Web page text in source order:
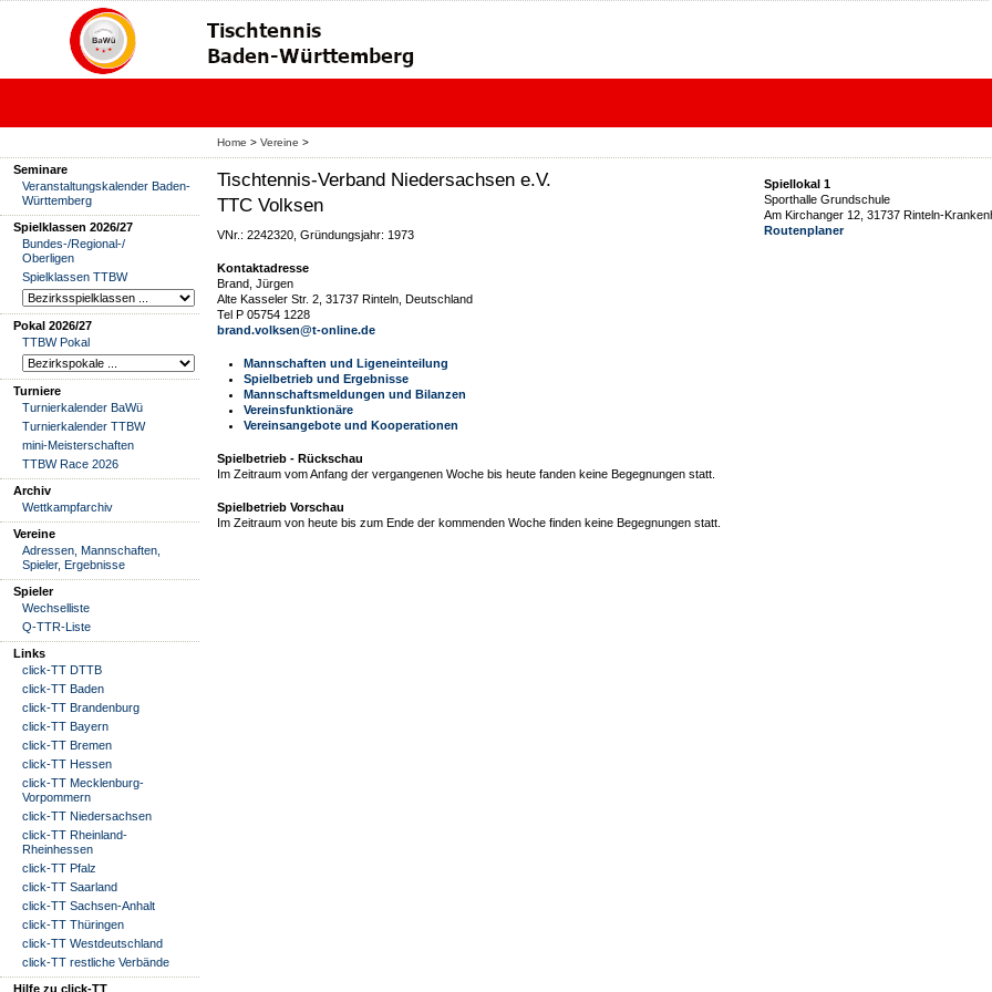
Home > Vereine >
Seminare
Veranstaltungskalender Baden-
Württemberg
Spielklassen 2026/27
Bundes-/Regional-/
Oberligen
Spielklassen TTBW
Pokal 2026/27
TTBW Pokal
Turniere
Turnierkalender BaWü
Turnierkalender TTBW
mini-Meisterschaften
TTBW Race 2026
Archiv
Wettkampfarchiv
Vereine
Adressen, Mannschaften,
Spieler, Ergebnisse
Spieler
Wechselliste
Q-TTR-Liste
Links
click-TT DTTB
click-TT Baden
click-TT Brandenburg
click-TT Bayern
click-TT Bremen
click-TT Hessen
click-TT Mecklenburg-
Vorpommern
click-TT Niedersachsen
click-TT Rheinland-
Rheinhessen
click-TT Pfalz
click-TT Saarland
click-TT Sachsen-Anhalt
click-TT Thüringen
click-TT Westdeutschland
click-TT restliche Verbände
Hilfe zu click-TT
Tischtennis-Verband Niedersachsen e.V.
TTC Volksen
VNr.: 2242320, Gründungsjahr: 1973
Kontaktadresse
Brand, Jürgen
Alte Kasseler Str. 2, 31737 Rinteln, Deutschland
Tel P 05754 1228
brand.volksen@t-online.de
Mannschaften und Ligeneinteilung
Spielbetrieb und Ergebnisse
Mannschaftsmeldungen und Bilanzen
Vereinsfunktionäre
Vereinsangebote und Kooperationen
Spiellokal 1
Sporthalle Grundschule
Am Kirchanger 12, 31737 Rinteln-
Routenplaner
Spielbetrieb - Rückschau
Im Zeitraum vom Anfang der vergangenen Woche bis heute fanden keine Begegnungen statt.
Spielbetrieb Vorschau
Im Zeitraum von heute bis zum Ende der kommenden Woche finden keine Begegnungen statt.